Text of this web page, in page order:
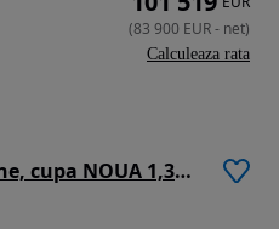
Hitachi ZX210LC-6, 23 tone, cupa NOUA 1,3mc, 2018, 7.784h, CUPLA rapida OIL QUICK, cupa ingusta, inst picon si rotire pe brate, 3 camere, lant 90% ok, consum mediu 9l/h, FULL OPTION, STARE FOARTE BUNA, posibilitate leasing 3 ani-PROMOTIE 83.900 EUR+Tva
(83 900 EUR- net)
Calculeaza rata